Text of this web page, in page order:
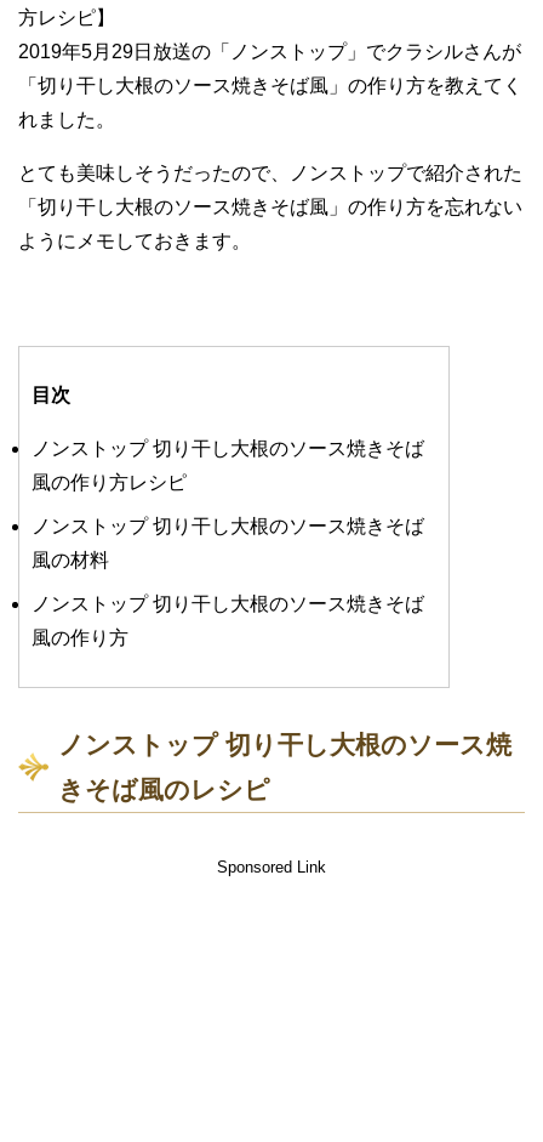
方レシピ】
2019年5月29日放送の「ノンストップ」でクラシルさんが
「切り干し大根のソース焼きそば風」の作り方を教えてく
れました。
とても美味しそうだったので、ノンストップで紹介された
「切り干し大根のソース焼きそば風」の作り方を忘れない
ようにメモしておきます。
目次
ノンストップ 切り干し大根のソース焼きそば
風の作り方レシピ
ノンストップ 切り干し大根のソース焼きそば
風の材料
ノンストップ 切り干し大根のソース焼きそば
風の作り方
ノンストップ 切り干し大根のソース焼
きそば風のレシピ
Sponsored Link